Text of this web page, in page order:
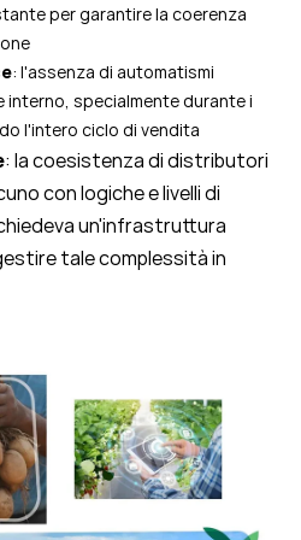
per garantire la coerenza
: l'assenza di automatismi
interno, specialmente durante i
l'intero ciclo di vendita
: la coesistenza di distributori
con logiche e livelli di
un'infrastruttura
tale complessità in